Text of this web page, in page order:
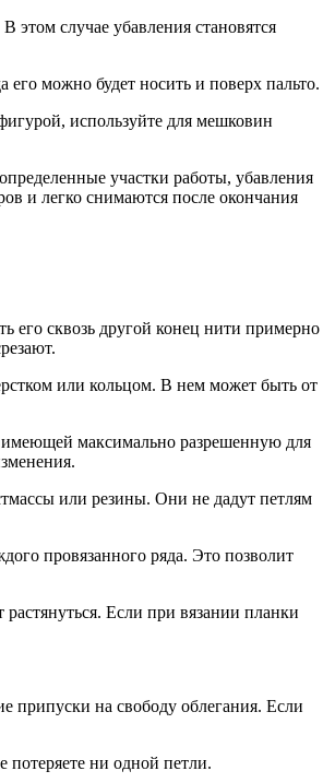
этом случае убавления становятся
можно будет носить и поверх пальто.
используйте для мешковин
участки работы, убавления
и легко снимаются после окончания
его сквозь другой конец нити примерно
или кольцом. В нем может быть от
имеющей максимально разрешенную для
или резины. Они не дадут петлям
провязанного ряда. Это позволит
Если при вязании планки
припуски на свободу облегания. Если
потеряете ни одной петли.